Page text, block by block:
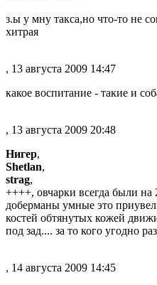
з.ы у мну такса,но что-то не
хитрая
, 13 августа 2009 14:47
какое воспитание - такие и
, 13 августа 2009 20:48
Нигер,
Shetlan,
strag,
++++, овчарки всегда были на
доберманы умные это
костей обтянутых кожей
под зад.... за то кого угодно
, 14 августа 2009 14:45